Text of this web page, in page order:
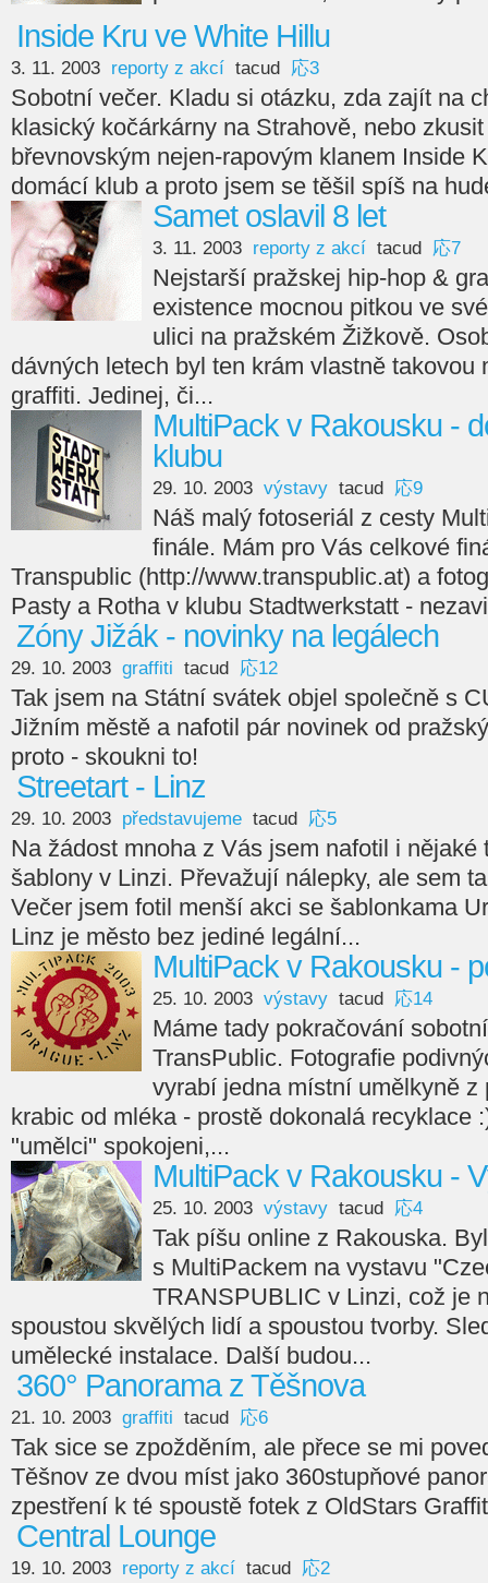
Inside Kru ve White Hillu
3. 11. 2003 reporty z akcí tacud 応3
Sobotní večer. Kladu si otázku, zda zajít na
klasický kočárkárny na Strahově, nebo
břevnovským nejen-rapovým klanem Inside
domácí klub a proto jsem se těšil spíš na
Samet oslavil 8 let
3. 11. 2003 reporty z akcí tacud 応7
Nejstarší pražskej hip-hop &
existence mocnou pitkou ve
ulici na pražském Žižkově.
dávných letech byl ten krám vlastně takovou
graffiti. Jedinej, či...
MultiPack v Rakousku -
klubu
29. 10. 2003 výstavy tacud 応9
Náš malý fotoseriál z cesty
finále. Mám pro Vás celkové
Transpublic (http://www.transpublic.at) a
Pasty a Rotha v klubu Stadtwerkstatt -
Zóny Jižák - novinky na legálech
29. 10. 2003 graffiti tacud 応12
Tak jsem na Státní svátek objel společně s
Jižním městě a nafotil pár novinek od
proto - skoukni to!
Streetart - Linz
29. 10. 2003 představujeme tacud 応5
Na žádost mnoha z Vás jsem nafotil i nějaké
šablony v Linzi. Převažují nálepky, ale sem
Večer jsem fotil menší akci se šablonkama
Linz je město bez jediné legální...
MultiPack v Rakousku -
25. 10. 2003 výstavy tacud 応14
Máme tady pokračování
TransPublic. Fotografie
vyrabí jedna místní umělkyně z
krabic od mléka - prostě dokonalá recyklace
"umělci" spokojeni,...
MultiPack v Rakousku -
25. 10. 2003 výstavy tacud 応4
Tak píšu online z Rakouska.
s MultiPackem na vystavu
TRANSPUBLIC v Linzi, což je
spoustou skvělých lidí a spoustou tvorby.
umělecké instalace. Další budou...
360° Panorama z Těšnova
21. 10. 2003 graffiti tacud 応6
Tak sice se zpožděním, ale přece se mi
Těšnov ze dvou míst jako 360stupňové
zpestření k té spoustě fotek z OldStars
Central Lounge
19. 10. 2003 reporty z akcí tacud 応2